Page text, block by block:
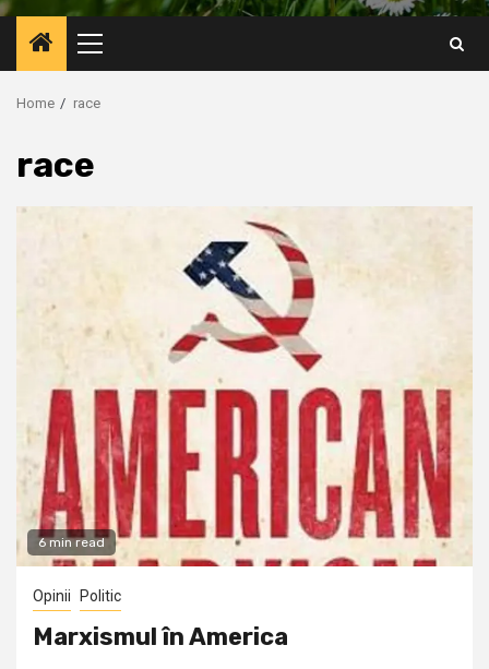
Primary
Menu
Home race
race
6 min read
Opinii Politic
Marxismul în America